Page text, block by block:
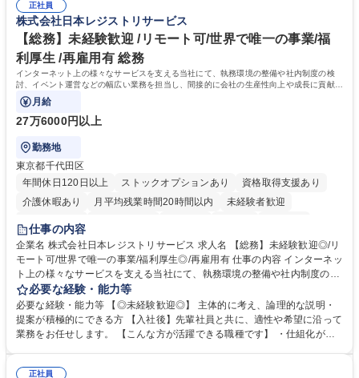
の他に担当頂く業務が発生する場合があります。 募集職種 【営業事務】
業務職/三井物産グループ/平均残業時間10H/完全週休2日
ション力がある方。 ・チャレンジを厭わず、粘り強く業務に取り組める
方。多様な関係者と謙虚に信頼関係を構築でき、期限を意識したスケジュ
ール管理が出来る方。※将来的に他部署（営業部門、コーポレート部門）
へのジョブローテーションの可能性があります。 学歴・資格 学歴：大学
院 大学 語学力： 資格：宅地建物取引士
正社員
株式会社日本レジストリサービス
【総務】未経験歓迎 /リモート可/世界で唯一の事業/福
利厚生 /再雇用有 総務
インターネット上の様々なサービスを支える当社にて、執務環境の整備や社内制度の検
討、イベント運営などの幅広い業務を担当し、間接的に会社の生産性向上や成長に貢献し
ている部署です。
月給
27万6000円以上
勤務地
東京都千代田区
年間休日120日以上
ストックオプションあり
資格取得支援あり
介護休暇あり
月平均残業時間20時間以内
未経験者歓迎
住宅手当あり
完全週休2日制
交通費支給 駅近5分以内 土日祝休み 服装自由
仕事の内容
企業名 株式会社日本レジストリサービス 求人名 【総務】未経験歓迎◎/リ
モート可/世界で唯一の事業/福利厚生◎/再雇用有 仕事の内容 インターネッ
ト上の様々なサービスを支える当社にて、執務環境の整備や社内制度の検
討、イベント運営などの幅広い業務を担当し、間接的に会社の生産性向上
や成長に貢献している部署です。 会社の全メンバーが安心して長く成果を
発揮できる環境を整えるために、毎日のメンテナンスや維持管理に加え、
新たな施策検討を積極的に行っていただき、会社全体を巻き込み課題解決
幅広い業務の体得が可能で、多様なキャリアパスを描くことも可能です。
必要な経験・能力等
必要な経験・能力等 【◎未経験歓迎◎】 主体的に考え、論理的な説明・
提案が積極的にできる方 【入社後】先輩社員と共に、適性や希望に沿って
業務をお任せします。 【こんな方が活躍できる職種です】 ・仕組化が好
正社員